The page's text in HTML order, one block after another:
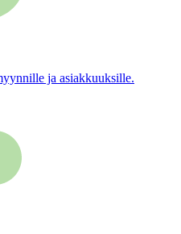
ja asiakkuuksille.